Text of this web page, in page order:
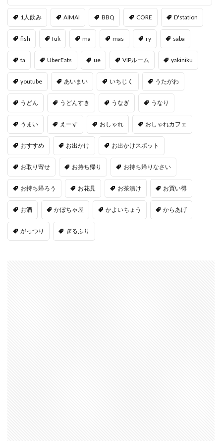
1人飲み AIMAI BBQ CORE D'station
fish fuk ma mas ry saba
ta UberEats ue VIPルーム yakiniku
youtube あいまい いちじく うたがわ
うどん うどんすき うなぎ うなり
うまい えーす おしゃれ おしゃれカフェ
おすすめ お出かけ お出かけスポット
お取り寄せ お持ち帰り お持ち帰りなさい
お持ち帰ろう お花見 お茶漬け お買い得
お酒 かぼちゃ屋 かよいちょう からあげ
がっつり ぎるふり